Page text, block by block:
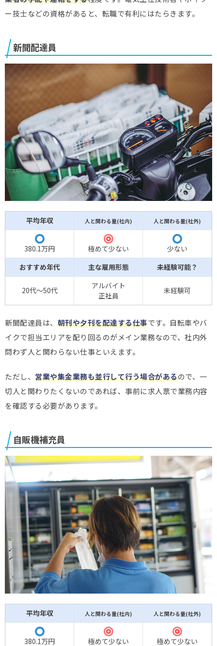
ー技士などの資格があると、転職で有利にはたらきます。
新聞配達員
平均年収 人と関わる量(社内) 人と関わる量(社外)
380.1万円
極めて少ない
少ない
おすすめ年代
主な雇用形態 未経験可能？
20代～50代
アルバイト
正社員
未経験可
新聞配達員は、 朝刊や夕刊を配達する仕事です。自転車やバ
イクで担当エリアを配り回るのがメイン業務なので、社内外
問わず人と関わらない仕事といえます。
ただし、 営業や集金業務も並行して行う場合があるので、一
切人と関わりたくないのであれば、事前に求人票で業務内容
を確認する必要があります。
自販機補充員
平均年収 人と関わる量(社内) 人と関わる量(社外)
380.1万円
極めて少ない
極めて少ない